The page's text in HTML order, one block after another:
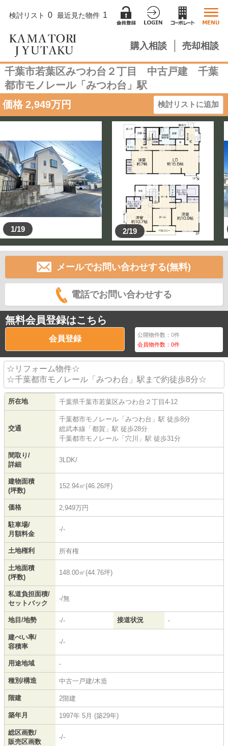
検討リスト 0 最近見た物件 1
購入相談 売却相談
千葉市若葉区みつわ台２丁目 中古戸建 千葉
都市モノレール「みつわ台」駅
価格 2,949万円 検討リストに追加
1/19 2/19
メールでお問い合わせする(無料)
電話でお問い合わせする
無料会員登録はこちら
会員登録 公開物件数：0件
会員物件数：0件
☆リフォーム物件☆
☆千葉都市モノレール「みつわ台」駅まで約徒歩8分☆
所在地 千葉県千葉市若葉区みつわ台 ２丁目4-12
交通
千葉都市モノレール 「 みつわ台 」駅 徒歩8分
総武本線 「 都賀 」駅 徒歩28分
千葉都市モノレール 「 穴川 」駅 徒歩31分
間取り/
詳細
3LDK/
建物面積
(坪数)
152.94㎡(46.26坪)
価格 2,949万円
駐車場/
月額料金
-/-
土地権利 所有権
土地面積
(坪数)
148.00㎡(44.76坪)
私道負担面積/
セットバック
-/無
地目/地勢 -/- 接道状況 -
建ぺい率/
容積率
-/-
用途地域 -
種別/構造 中古一戸建/木造
階建 2階建
築年月 1997年 5月 (築29年)
総区画数/
販売区画数
-/-